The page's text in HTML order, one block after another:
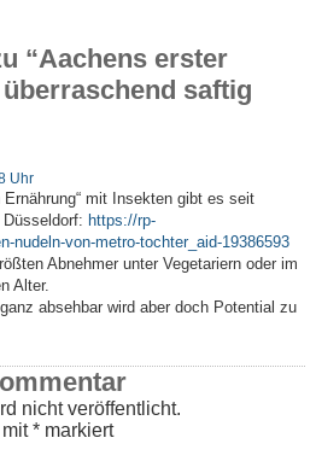
“Aachens erster
saftig
Uhr
Ernährung“ mit Insekten gibt es seit
https://rp-
nudeln-von-metro-tochter_aid-19386593
Abnehmer unter Vegetariern oder im
Alter.
absehbar wird aber doch Potential zu
nicht veröffentlicht.
*markiert